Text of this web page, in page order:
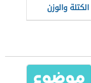
الكتلة والوزن